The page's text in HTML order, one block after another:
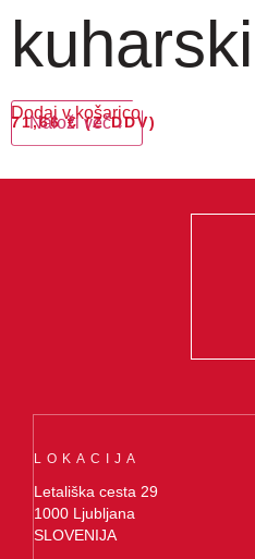
71,66€(Z DDV)
Dodaj v košarico
Naloži več ↓
LOKACIJA
Letališka cesta 29
1000 Ljubljana
SLOVENIJA